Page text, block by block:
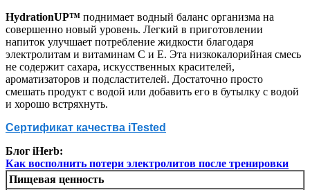
HydrationUP™ поднимает водный баланс организма на
совершенно новый уровень. Легкий в приготовлении
напиток улучшает потребление жидкости благодаря
электролитам и витаминам C и E. Эта низкокалорийная смесь
не содержит сахара, искусственных красителей,
ароматизаторов и подсластителей. Достаточно просто
смешать продукт с водой или добавить его в бутылку с водой
и хорошо встряхнуть.
Сертификат качества iTested
Блог iHerb:
Как восполнить потери электролитов после тренировки
Пищевая ценность